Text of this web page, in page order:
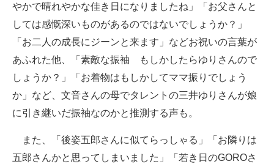
建設×テクノロジーの最前線
ちょっと気になるネットの話題
やかで晴れやかな佳き日になりましたね」「お父さんと
しては感慨深いものがあるのではないでしょうか？」
「お二人の成長にジーンと来ます」などお祝いの言葉が
あふれた他、「素敵な振袖 もしかしたらゆりさんので
しょうか？」「お着物はもしかしてママ振りでしょう
か」など、文音さんの母でタレントの三井ゆりさんが娘
に引き継いだ振袖なのかと推測する声も。
また、「後姿五郎さんに似てらっしゃる」「お隣りは
五郎さんかと思ってしまいました」「若き日のGOROさ